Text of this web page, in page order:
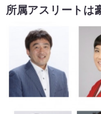
所属アスリートは